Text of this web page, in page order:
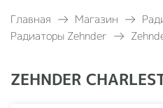
Главная Магазин
Радиаторы Zehnder
ZEHNDER